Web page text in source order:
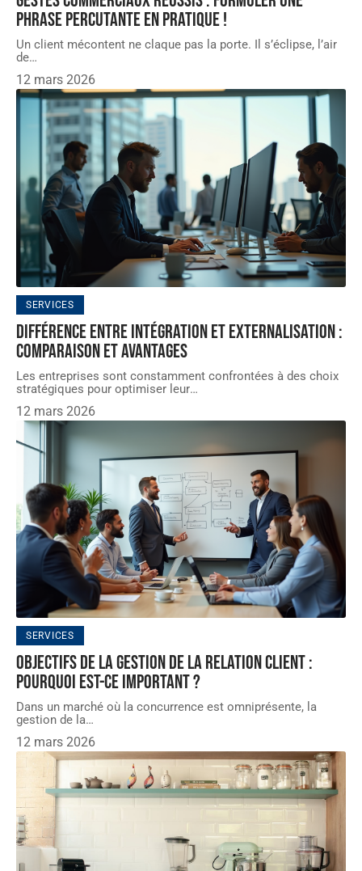
phrase percutante en pratique !
Un client mécontent ne claque pas la porte. Il s’éclipse, l’air
de…
12 mars 2026
SERVICES
Différence entre intégration et externalisation :
comparaison et avantages
Les entreprises sont constamment confrontées à des choix
stratégiques pour optimiser leur…
12 mars 2026
SERVICES
Objectifs de la gestion de la relation client :
pourquoi est-ce important ?
Dans un marché où la concurrence est omniprésente, la
gestion de la…
12 mars 2026